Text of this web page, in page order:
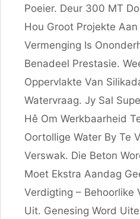
Poeier. Deur 300 MT
Hou Groot Projekte
Vermenging Is
Benadeel Prestasie.
Oppervlakte Van
Watervraag. Jy Sal
Hê Om Werkbaarheid
Oortollige Water By Te
Verswak. Die Beton
Moet Ekstra Aandag
Verdigting – Behoorlike
Uit. Genesing Word